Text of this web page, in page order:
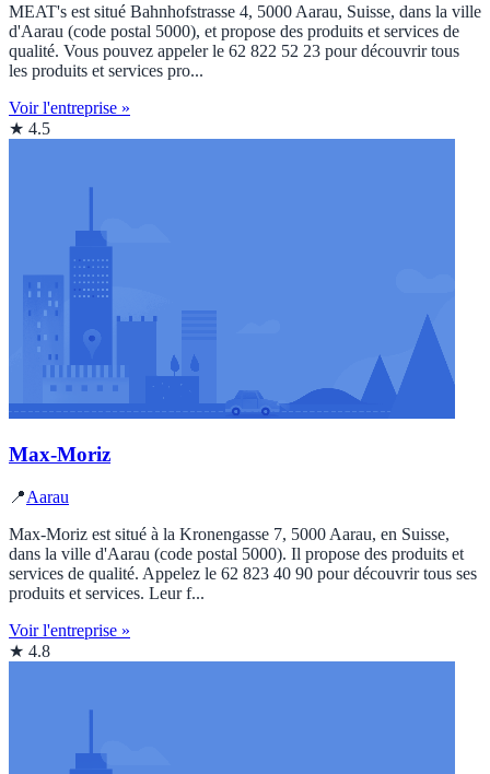
MEAT's est situé Bahnhofstrasse 4, 5000 Aarau, Suisse, dans la ville
d'Aarau (code postal 5000), et propose des produits et services de
qualité. Vous pouvez appeler le 62 822 52 23 pour découvrir tous
les produits et services pro...
Voir l'entreprise »
★ 4.5
Max-Moriz
📍Aarau
Max-Moriz est situé à la Kronengasse 7, 5000 Aarau, en Suisse,
dans la ville d'Aarau (code postal 5000). Il propose des produits et
services de qualité. Appelez le 62 823 40 90 pour découvrir tous ses
produits et services. Leur f...
Voir l'entreprise »
★ 4.8